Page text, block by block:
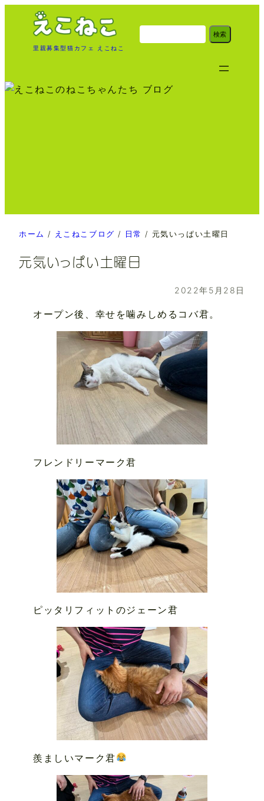
ッ
里親募集型猫カフェ えこねこ
検
索
検索
ホーム / えこねこブログ / 日常 / 元気いっぱい土曜日
元気いっぱい土曜日
2022年5月28日
オープン後、幸せを噛みしめるコバ君。
フレンドリーマーク君
ピッタリフィットのジェーン君
羨ましいマーク君